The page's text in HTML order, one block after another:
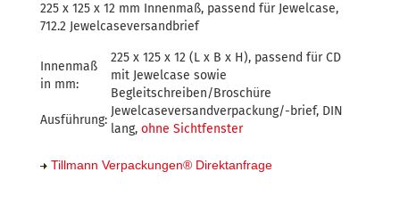
225 x 125 x 12 mm Innenmaß, passend für Jewelcase,
712.2 Jewelcaseversandbrief
Innenmaß
in mm:
225 x 125 x 12 (L x B x H), passend für CD
mit Jewelcase sowie
Begleitschreiben/Broschüre
Ausführung:
Jewelcaseversandverpackung/-brief, DIN
lang, ohne Sichtfenster
Tillmann Verpackungen® Direktanfrage